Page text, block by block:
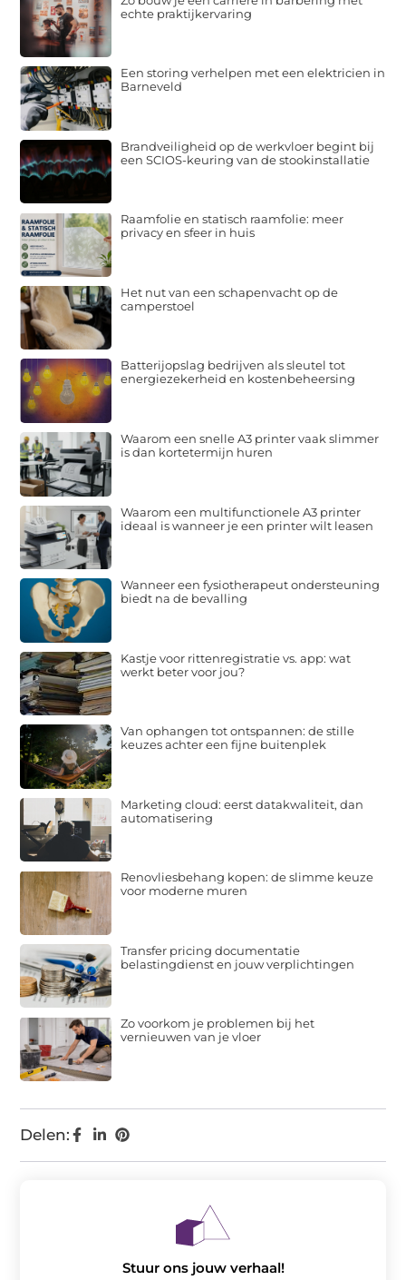
Delen:
echte praktijkervaring
Een storing verhelpen met een elektricien in
Barneveld
Brandveiligheid op de werkvloer begint bij
een SCIOS-keuring van de stookinstallatie
Raamfolie en statisch raamfolie: meer
privacy en sfeer in huis
Het nut van een schapenvacht op de
camperstoel
Batterijopslag bedrijven als sleutel tot
energiezekerheid en kostenbeheersing
Waarom een snelle A3 printer vaak slimmer
is dan kortetermijn huren
Waarom een multifunctionele A3 printer
ideaal is wanneer je een printer wilt leasen
Wanneer een fysiotherapeut ondersteuning
biedt na de bevalling
Kastje voor rittenregistratie vs. app: wat
werkt beter voor jou?
Van ophangen tot ontspannen: de stille
keuzes achter een fijne buitenplek
Marketing cloud: eerst datakwaliteit, dan
automatisering
Renovliesbehang kopen: de slimme keuze
voor moderne muren
Transfer pricing documentatie
belastingdienst en jouw verplichtingen
Zo voorkom je problemen bij het
vernieuwen van je vloer
Stuur ons jouw verhaal!